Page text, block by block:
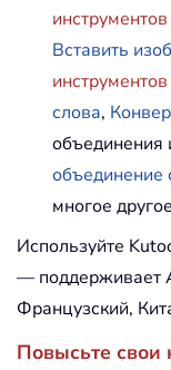
инструментов
Вставить
инструментов
слова,
объединения
объединение
многое другое
Используйте
— поддерживает
Французский,
Повысьте свои